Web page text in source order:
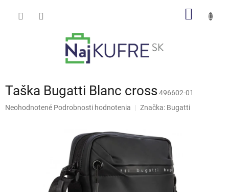
Taška Bugatti Blanc cross 496602-01
Priemerné
Neohodnotené Podrobnosti hodnotenia Značka: Bugatti